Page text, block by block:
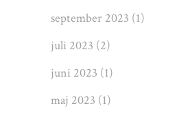
september 2023 (1)
juli 2023 (2)
juni 2023 (1)
maj 2023 (1)